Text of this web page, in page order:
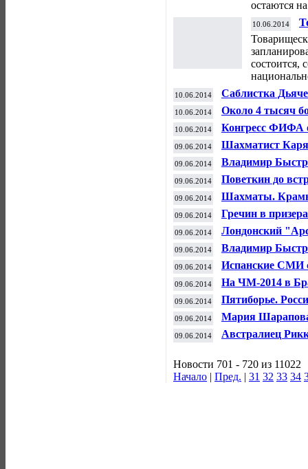
остаются
10.06.2014
состоится,
10.06.2014
Саблистка
серебро на ЧЕ
10.06.2014
Около 4 тысяч
посетят матч
10.06.2014
Конгресс ФИФА
преддверии
09.06.2014
Шахматист
Карлсеном на
09.06.2014
Владимир
"Краснодар" -
09.06.2014 Поветкин до
09.06.2014 Шахматы.
09.06.2014 Гречин в
09.06.2014 Лондонский
09.06.2014 Владимир
09.06.2014
Испанские СМИ
«Мальорку»
09.06.2014
На ЧМ-2014 в
болельщиков
09.06.2014 Пятиборье.
09.06.2014
Мария Шарапова
WTA
09.06.2014
Австралиец
Новости 701 - 720 из 11022
Начало | Пред. | 31 32 33 34